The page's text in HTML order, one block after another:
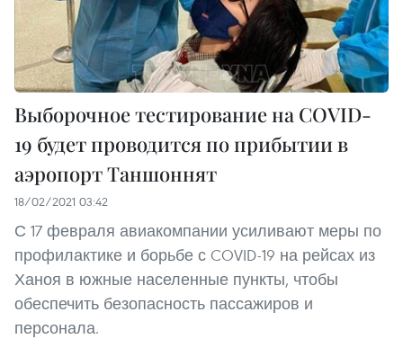
Выборочное тестирование на COVID-
19 будет проводится по прибытии в
аэропорт Таншоннят
18/02/2021 03:42
С 17 февраля авиакомпании усиливают меры по
профилактике и борьбе с COVID-19 на рейсах из
Ханоя в южные населенные пункты, чтобы
обеспечить безопасность пассажиров и
персонала.